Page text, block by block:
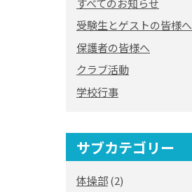
受験生とゲストの皆様へ
保護者の皆様へ
クラブ活動
学校行事
サブカテゴリー
体操部(2)